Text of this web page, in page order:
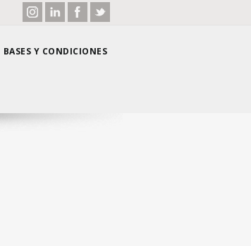
BASES Y CONDICIONES